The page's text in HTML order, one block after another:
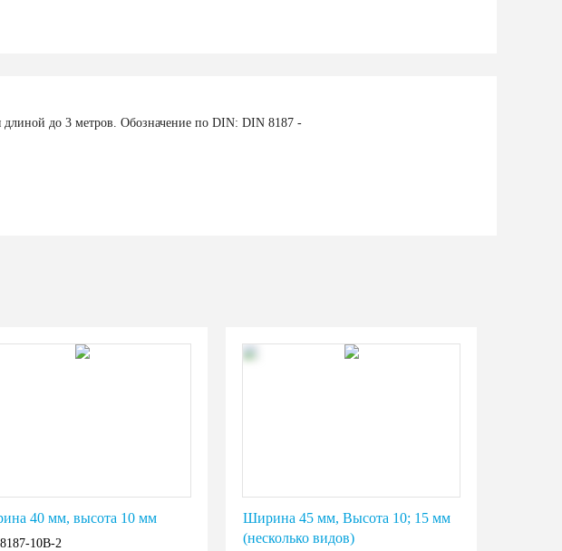
до 3 метров. Обозначение по DIN: DIN 8187 -
40 мм, высота 10 мм
10B-2
Ширина 45 мм, Высота 10; 15 мм
(несколько видов)